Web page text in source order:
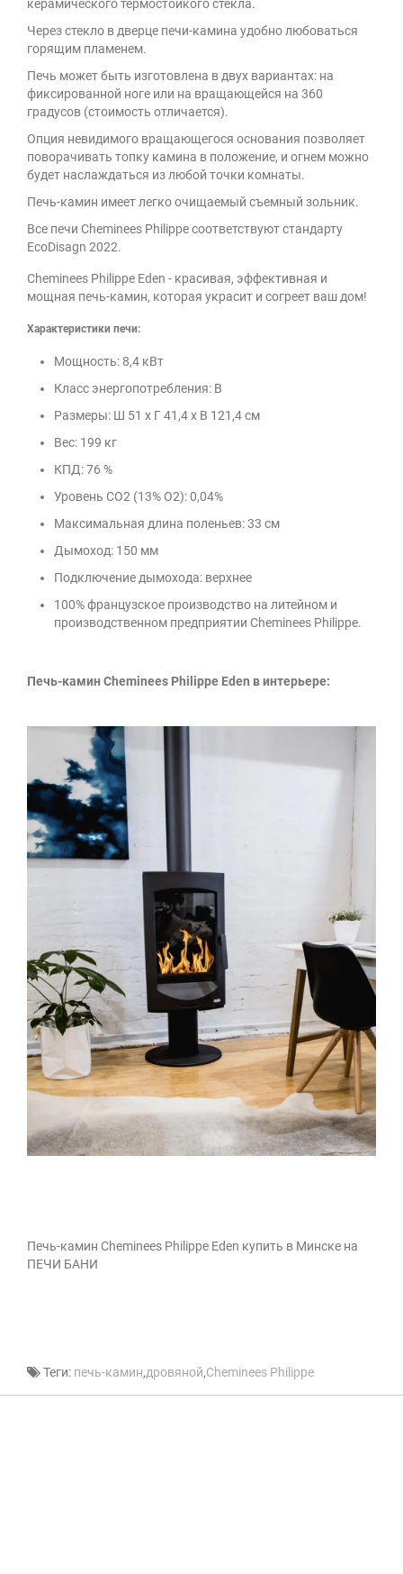
керамического термостойкого стекла.
Через стекло в дверце печи-камина удобно любоваться
горящим пламенем.
Печь может быть изготовлена в двух вариантах: на
фиксированной ноге или на вращающейся на 360
градусов (стоимость отличается).
Опция невидимого вращающегося основания позволяет
поворачивать топку камина в положение, и огнем можно
будет наслаждаться из любой точки комнаты.
Печь-камин имеет легко очищаемый съемный зольник.
Все печи Cheminees Philippe соответствуют стандарту
EcoDisagn 2022.
Cheminees Philippe Eden - красивая, эффективная и
мощная печь-камин, которая украсит и согреет ваш дом!
Характеристики печи:
Мощность: 8,4 кВт
Класс энергопотребления: B
Размеры: Ш 51 х Г 41,4 х В 121,4 см
Вес: 199 кг
КПД: 76 %
Уровень CO2 (13% O2): 0,04%
Максимальная длина поленьев: 33 см
Дымоход: 150 мм
Подключение дымохода: верхнее
100% французское производство на литейном и
производственном предприятии Cheminees Philippe.
Печь-камин Cheminees Philippe Eden в интерьере:
Печь-камин Cheminees Philippe Eden купить в Минске на
ПЕЧИ БАНИ
Теги: печь-камин,дровяной,Cheminees Philippe